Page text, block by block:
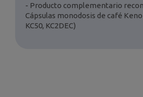
- Producto complementario
Cápsulas monodosis de café
KC50, KC2DEC)